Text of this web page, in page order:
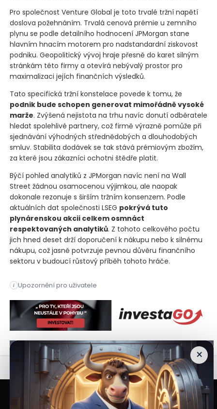
Pro společnost Venture Global je toto trvalé tržní napětí
doslova požehnáním. Trvalá cenová prémie u zemního
plynu se podle detailního hodnocení JPMorgan stane
hlavním hnacím motorem pro nadstandardní ziskovost
podniku. Geopolitický vývoj hraje přesně do karet silným
stránkám této firmy a otevírá nebývalý prostor pro
maximalizaci jejích finančních výsledků.
Tato specifická tržní konstelace povede k tomu, že
podnik bude schopen generovat mimořádně vysoké
marže. Zvýšená nejistota na trhu navíc donutí odběratele
hledat spolehlivé partnery, což firmě výrazně pomůže při
sjednávání výhodných střednědobých a dlouhodobých
smluv. Stabilita dodávek se tak stává prémiovým zbožím,
za které jsou zákazníci ochotni štědře platit.
Býčí pohled analytiků z JPMorgan navíc není na Wall
Street žádnou osamocenou výjimkou, ale naopak
dokonale rezonuje s širším tržním konsenzem. Podle
aktuálních dat společnosti LSEG pokrývá tuto
plynárenskou akcii celkem osmnáct
respektovaných analytiků. Z tohoto celkového počtu
jich hned deset drží doporučení k nákupu nebo k silnému
nákupu, což jasně potvrzuje pevnou důvěru finančního
sektoru v budoucí růstový příběh tohoto hráče.
i Upozornění pro uživatele
Investiční banka JPMorgan zvýšila cílovou cenu
×
Veškeré informace a materiály zveřejněné na internetových stránkách